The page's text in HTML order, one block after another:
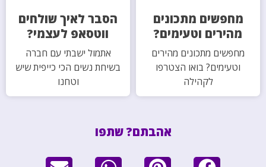
מחפשים מתכונים
מהירים וטעימים?
מחפשים מתכונים מהירים
וטעימים? בואו הצטרפו
לקהילה
הסבר לאיך שולחים
ווטסאפ לעצמי?
אתמול ישבתי עם חברה
בשיחת נשים הכי כייפית שיש
וטחנו
אהבתם? שתפו